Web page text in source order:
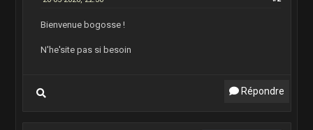
Bienvenue bogosse !
N'he'site pas si besoin
Répondre